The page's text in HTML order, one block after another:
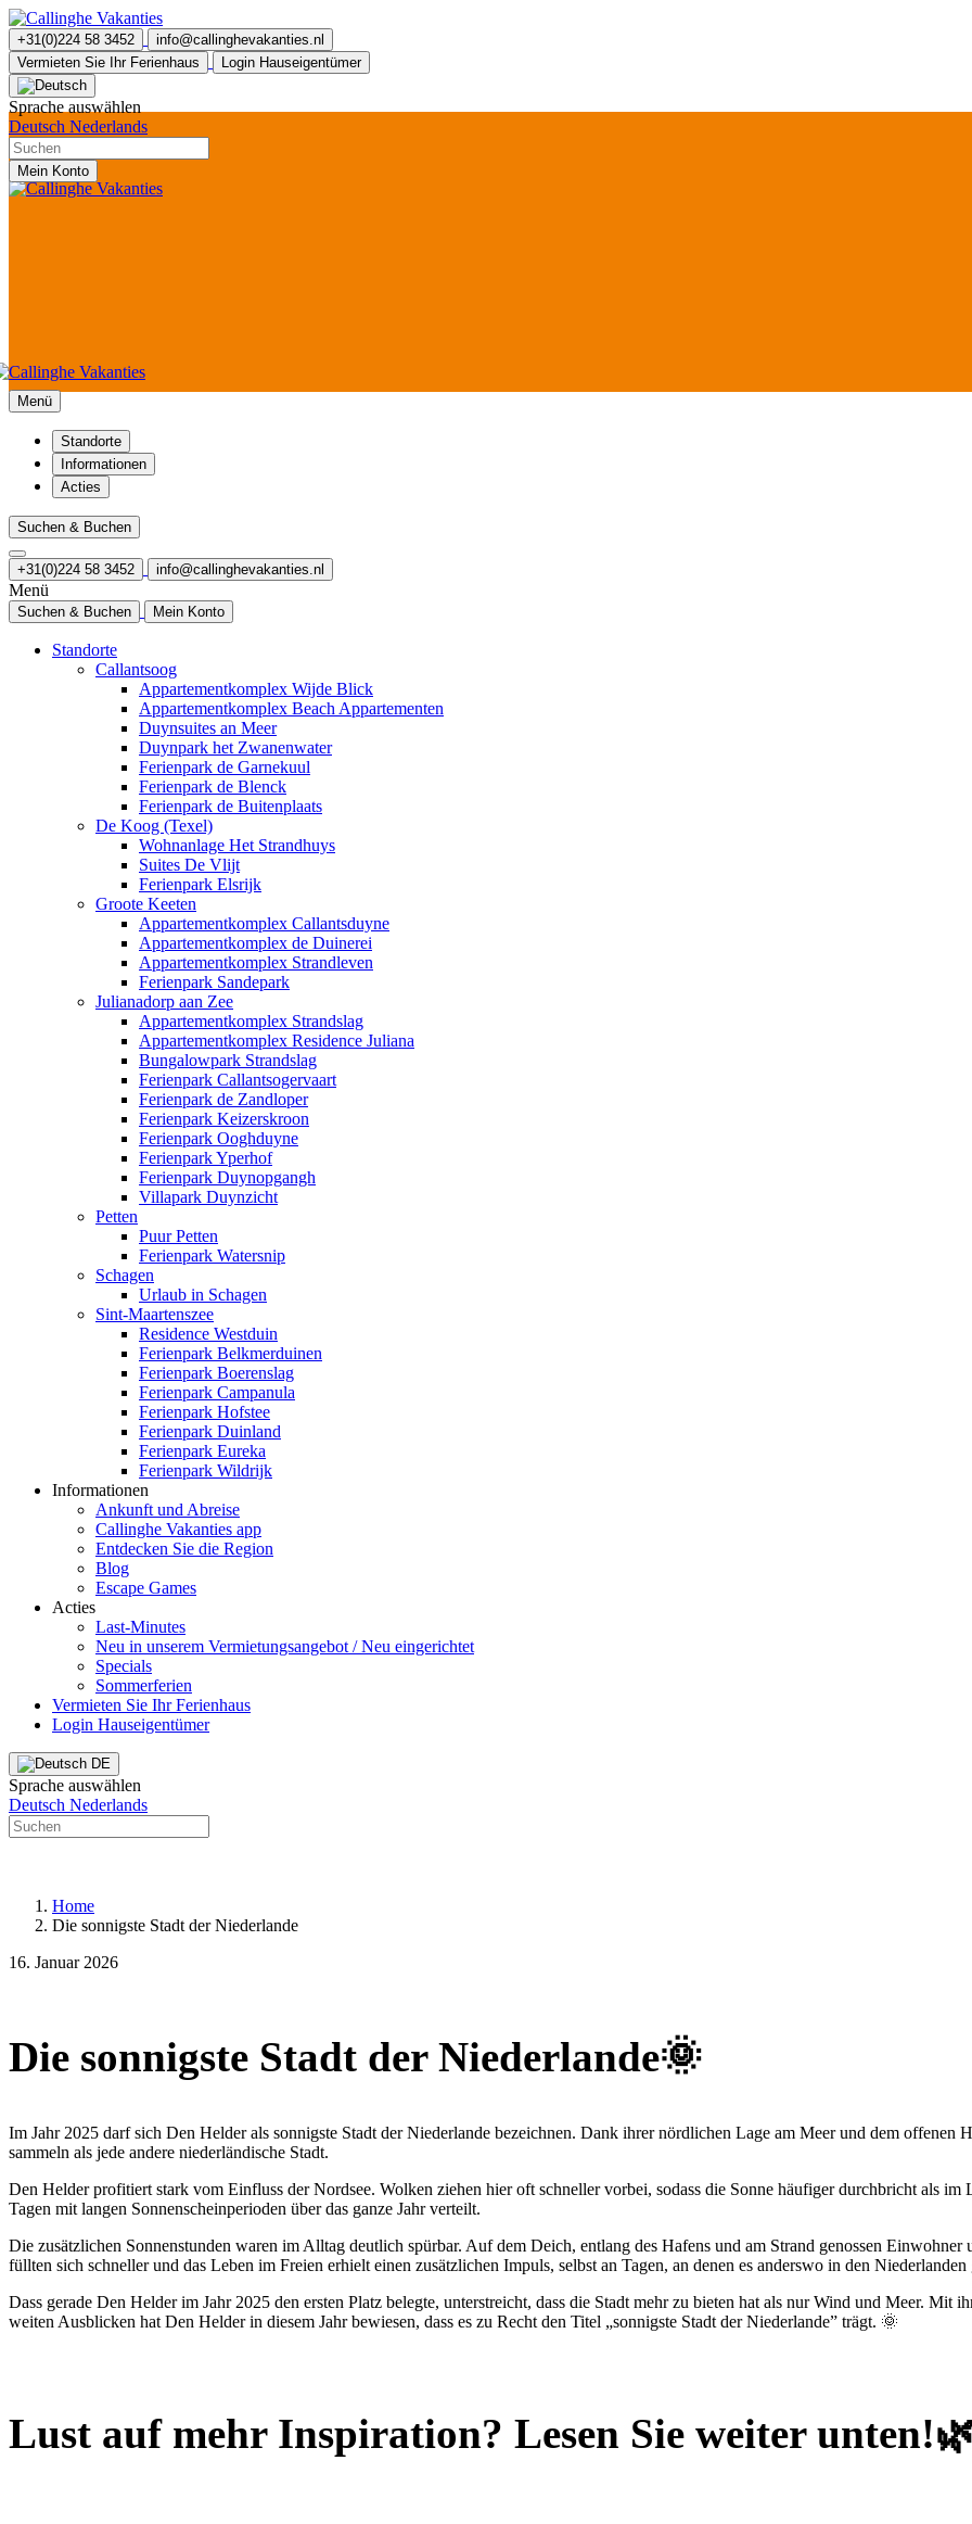
+31(0)224 58 3452
info@callinghevakanties.nl
Vermieten Sie Ihr Ferienhaus
Login Hauseigentümer
Sprache auswählen
Deutsch Nederlands
Mein Konto
Menü
Standorte
Informationen
Acties
Suchen & Buchen
+31(0)224 58 3452 info@callinghevakanties.nl
Menü
Suchen & Buchen Mein Konto
Standorte
Callantsoog
Appartementkomplex Wijde Blick
Appartementkomplex Beach Appartementen
Duynsuites an Meer
Duynpark het Zwanenwater
Ferienpark de Garnekuul
Ferienpark de Blenck
Ferienpark de Buitenplaats
De Koog (Texel)
Wohnanlage Het Strandhuys
Suites De Vlijt
Ferienpark Elsrijk
Groote Keeten
Appartementkomplex Callantsduyne
Appartementkomplex de Duinerei
Appartementkomplex Strandleven
Ferienpark Sandepark
Julianadorp aan Zee
Appartementkomplex Strandslag
Appartementkomplex Residence Juliana
Bungalowpark Strandslag
Ferienpark Callantsogervaart
Ferienpark de Zandloper
Ferienpark Keizerskroon
Ferienpark Ooghduyne
Ferienpark Yperhof
Ferienpark Duynopgangh
Villapark Duynzicht
Petten
Puur Petten
Ferienpark Watersnip
Schagen
Urlaub in Schagen
Sint-Maartenszee
Residence Westduin
Ferienpark Belkmerduinen
Ferienpark Boerenslag
Ferienpark Campanula
Ferienpark Hofstee
Ferienpark Duinland
Ferienpark Eureka
Ferienpark Wildrijk
Informationen
Ankunft und Abreise
Callinghe Vakanties app
Entdecken Sie die Region
Blog
Escape Games
Acties
Last-Minutes
Neu in unserem Vermietungsangebot / Neu eingerichtet
Specials
Sommerferien
Vermieten Sie Ihr Ferienhaus
Login Hauseigentümer
DE
Sprache auswählen
Deutsch Nederlands
Home
Die sonnigste Stadt der Niederlande
16. Januar 2026
Die sonnigste Stadt der Niederlande🌞
Im Jahr 2025 darf sich Den Helder als sonnigste Stadt der Niederlande bezeichnen. Dank ihrer nördlichen Lage am Meer und dem offenen
sammeln als jede andere niederländische Stadt.
Den Helder profitiert stark vom Einfluss der Nordsee. Wolken ziehen hier oft schneller vorbei, sodass die Sonne häufiger durchbricht als
Tagen mit langen Sonnenscheinperioden über das ganze Jahr verteilt.
Die zusätzlichen Sonnenstunden waren im Alltag deutlich spürbar. Auf dem Deich, entlang des Hafens und am Strand genossen
füllten sich schneller und das Leben im Freien erhielt einen zusätzlichen Impuls, selbst an Tagen, an denen es anderswo in den
Dass gerade Den Helder im Jahr 2025 den ersten Platz belegte, unterstreicht, dass die Stadt mehr zu bieten hat als nur Wind und Meer. Mit
weiten Ausblicken hat Den Helder in diesem Jahr bewiesen, dass es zu Recht den Titel „sonnigste Stadt der Niederlande” trägt. 🌞
Lust auf mehr Inspiration? Lesen Sie weiter